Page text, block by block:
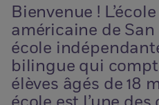
Bienvenue !
américaine de
école
bilingue qui
élèves âgés de 18